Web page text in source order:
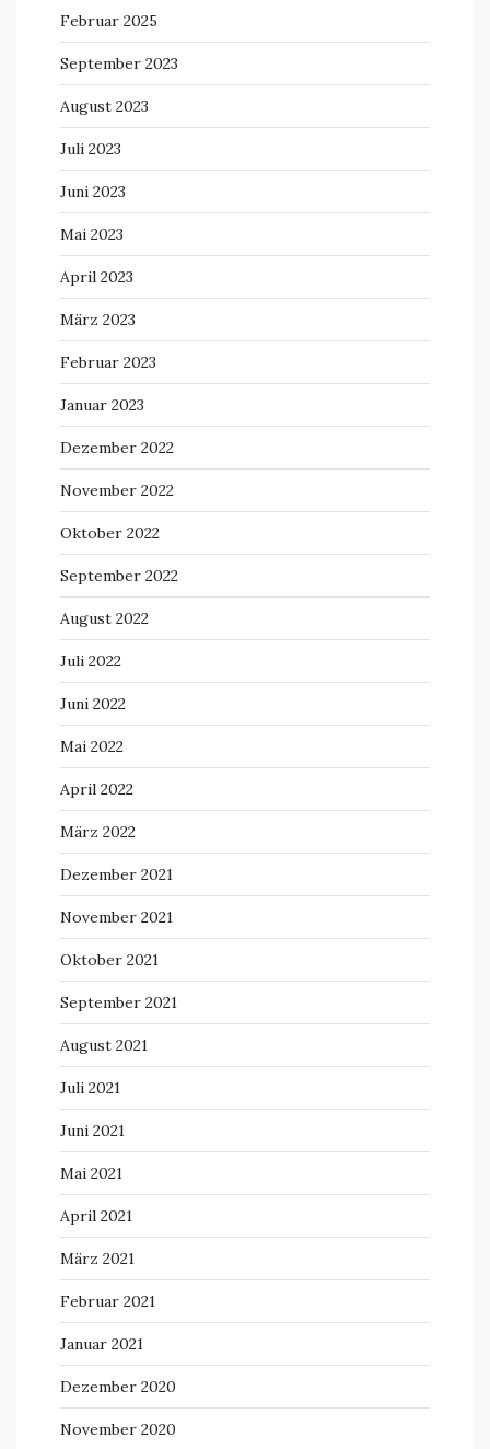
Februar 2025
September 2023
August 2023
Juli 2023
Juni 2023
Mai 2023
April 2023
März 2023
Februar 2023
Januar 2023
Dezember 2022
November 2022
Oktober 2022
September 2022
August 2022
Juli 2022
Juni 2022
Mai 2022
April 2022
März 2022
Dezember 2021
November 2021
Oktober 2021
September 2021
August 2021
Juli 2021
Juni 2021
Mai 2021
April 2021
März 2021
Februar 2021
Januar 2021
Dezember 2020
November 2020